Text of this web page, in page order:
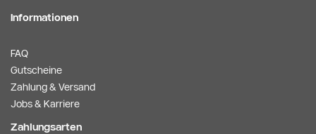
Informationen
FAQ
Gutscheine
Zahlung & Versand
Jobs & Karriere
Zahlungsarten